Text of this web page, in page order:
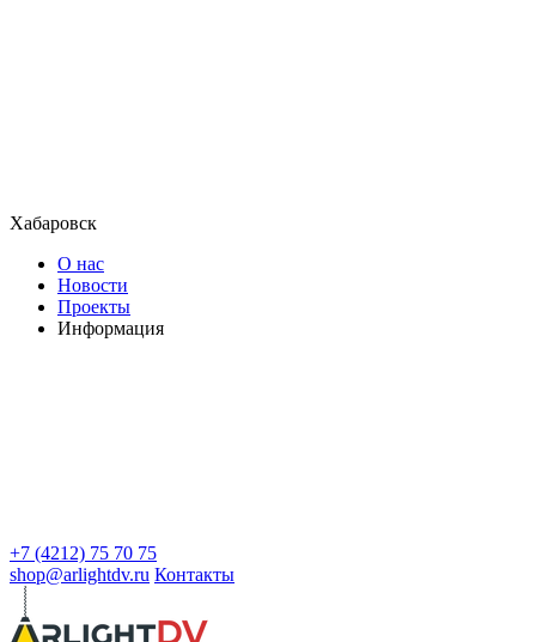
Хабаровск
О нас
Новости
Проекты
Информация
+7 (4212) 75 70 75
shop@arlightdv.ru Контакты